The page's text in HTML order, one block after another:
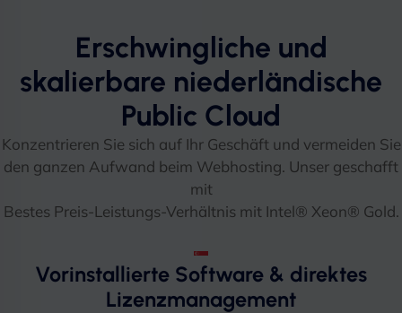
Erschwingliche und
skalierbare niederländische
Public Cloud
Konzentrieren Sie sich auf Ihr Geschäft und vermeiden Sie
den ganzen Aufwand beim Webhosting. Unser geschafft
mit
Bestes Preis-Leistungs-Verhältnis mit Intel® Xeon® Gold.
Vorinstallierte Software & direktes
Lizenzmanagement